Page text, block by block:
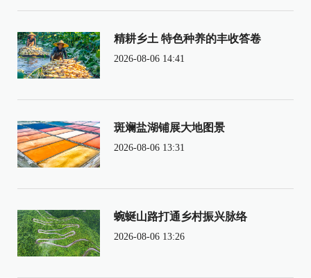
精耕乡土 特色种养的丰收答卷
2026-08-06 14:41
斑斓盐湖铺展大地图景
2026-08-06 13:31
蜿蜒山路打通乡村振兴脉络
2026-08-06 13:26